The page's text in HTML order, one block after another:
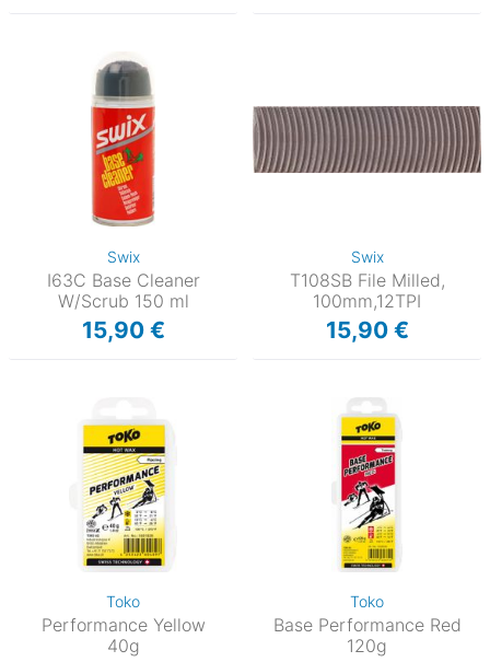
Swix
I63C Base Cleaner
W/Scrub 150 ml
15,90 €
Swix
T108SB File Milled,
100mm,12TPI
15,90 €
Toko
Performance Yellow
40g
Toko
Base Performance Red
120g